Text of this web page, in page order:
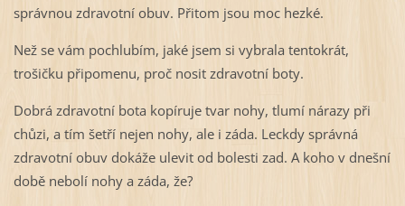
správnou zdravotní obuv. Přitom jsou moc hezké.
Než se vám pochlubím, jaké jsem si vybrala tentokrát,
trošičku připomenu, proč nosit zdravotní boty.
Dobrá zdravotní bota kopíruje tvar nohy, tlumí nárazy při
chůzi, a tím šetří nejen nohy, ale i záda. Leckdy správná
zdravotní obuv dokáže ulevit od bolesti zad. A koho v dnešní
době nebolí nohy a záda, že?